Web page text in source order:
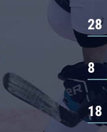
28
8
18